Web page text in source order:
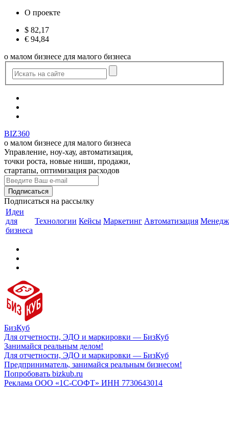
О проекте
$ 82,17
€ 94,84
о малом бизнесе для малого бизнеса
BIZ360
о малом бизнесе для малого бизнеса
Управление, ноу-хау, автоматизация,
точки роста, новые ниши, продажи,
стартапы, оптимизация расходов
Подписаться на рассылку
Идеи
для
бизнеса
Технологии Кейсы Маркетинг Автоматизация
БизКуб
Для отчетности, ЭДО и маркировки — БизКуб
Занимайся реальным делом!
Для отчетности, ЭДО и маркировки — БизКуб
Предприниматель, занимайся реальным бизнесом!
Попробовать bizkub.ru
Реклама ООО «1С-СОФТ» ИНН 7730643014